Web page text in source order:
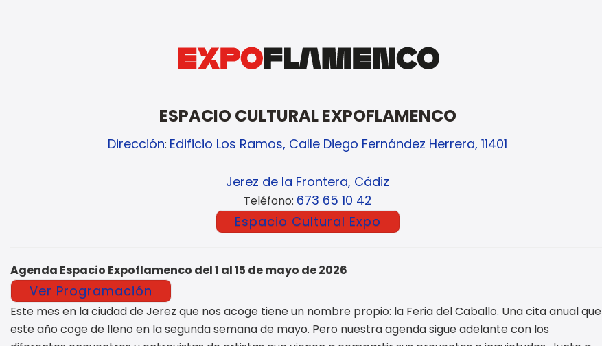
ESPACIO CULTURAL EXPOFLAMENCO
Dirección: Edificio Los Ramos, Calle Diego Fernández Herrera, 11401
Jerez de la Frontera, Cádiz
Teléfono: 673 65 10 42
Espacio Cultural Expo
Agenda Espacio Expoflamenco del 1 al 15 de mayo de 2026
Ver Programación
Este mes en la ciudad de Jerez que nos acoge tiene un nombre propio: la Feria del Caballo. Una cita anual que
este año coge de lleno en la segunda semana de mayo. Pero nuestra agenda sigue adelante con los